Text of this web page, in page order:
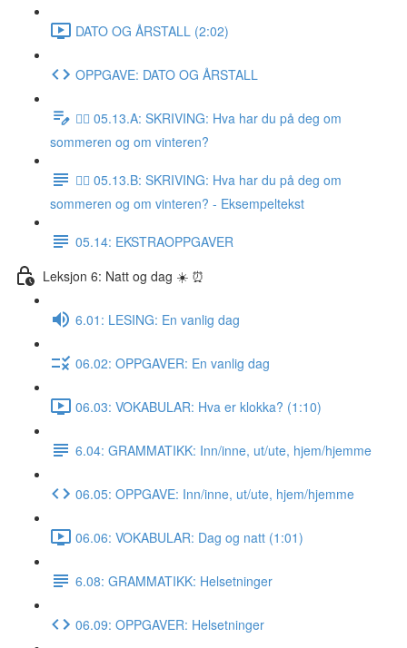
DATO OG ÅRSTALL (2:02)
OPPGAVE: DATO OG ÅRSTALL
✍🏼 05.13.A: SKRIVING: Hva har du på deg om
sommeren og om vinteren?
✍🏼 05.13.B: SKRIVING: Hva har du på deg om
sommeren og om vinteren? - Eksempeltekst
05.14: EKSTRAOPPGAVER
Leksjon 6: Natt og dag ☀️ ⏰
6.01: LESING: En vanlig dag
06.02: OPPGAVER: En vanlig dag
06.03: VOKABULAR: Hva er klokka? (1:10)
6.04: GRAMMATIKK: Inn/inne, ut/ute, hjem/hjemme
06.05: OPPGAVE: Inn/inne, ut/ute, hjem/hjemme
06.06: VOKABULAR: Dag og natt (1:01)
6.08: GRAMMATIKK: Helsetninger
06.09: OPPGAVER: Helsetninger